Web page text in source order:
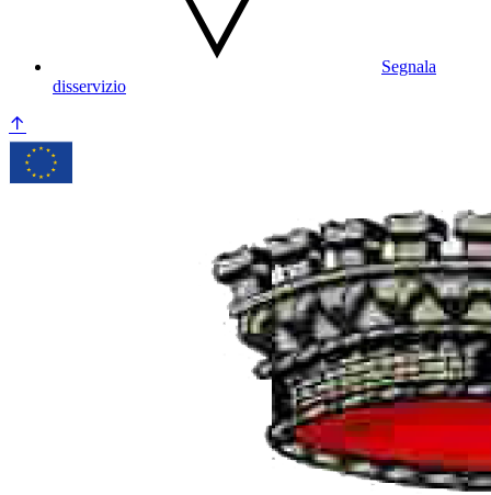
Segnala
disservizio